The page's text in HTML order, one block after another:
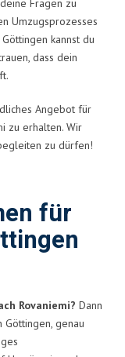
Fragen zu
Umzugsprozesses
kannst du
dass dein
Angebot für
zu erhalten. Wir
zu dürfen!
für
Rovaniemi? Dann
Göttingen, genau